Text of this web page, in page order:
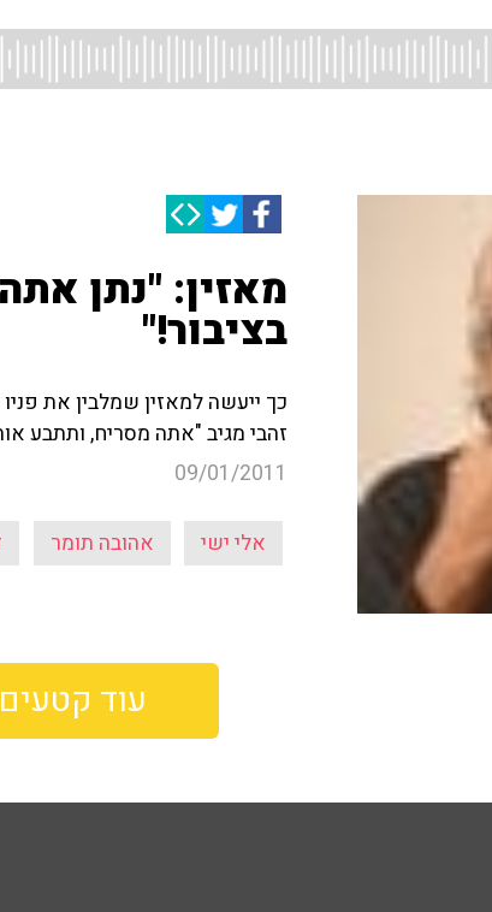
מאזין: "נתן
בציבור!"
כך ייעשה למאזין שמלבין את
זהבי מגיב "אתה מסריח, ותתבע
09/01/2011
אלי ישי אהובה תומר
עוד קטעים